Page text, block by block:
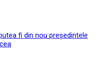
fi din nou președintele